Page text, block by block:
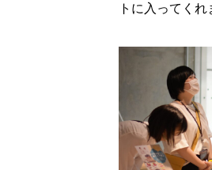
トに入ってくれ